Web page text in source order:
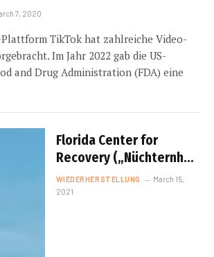
7, 2020
TikTok hat zahlreiche Video-
Im Jahr 2022 gab die US-
and Drug Administration (FDA) eine
Florida Center for
Recovery („Nüchternheit
war das größte
Geschenk, das ich je
WIEDERHERSTELLUNG
March 15,
2021